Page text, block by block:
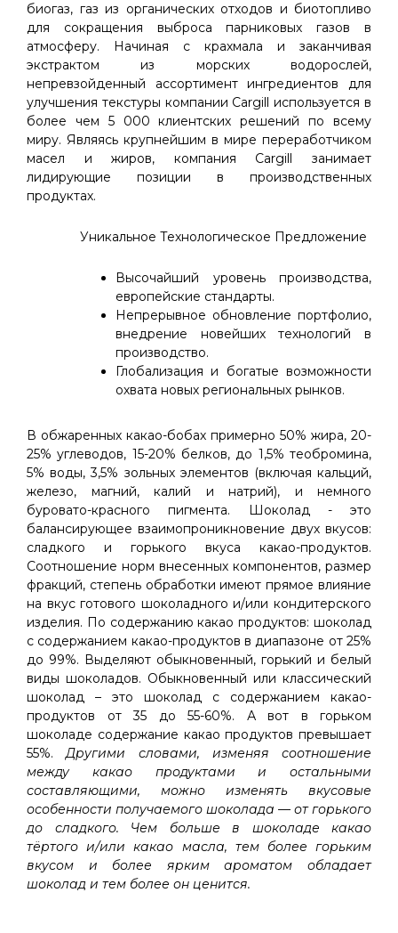
биогаз, газ из органических отходов и биотопливо
для сокращения выброса парниковых газов в
атмосферу. Начиная с крахмала и заканчивая
экстрактом из морских водорослей,
непревзойденный ассортимент ингредиентов для
улучшения текстуры компании Cargill используется в
более чем 5 000 клиентских решений по всему
миру. Являясь крупнейшим в мире переработчиком
масел и жиров, компания Cargill занимает
лидирующие позиции в производственных
продуктах.
Уникальное Технологическое Предложение
Высочайший уровень производства,
европейские стандарты.
Непрерывное обновление портфолио,
внедрение новейших технологий в
производство.
Глобализация и богатые возможности
охвата новых региональных рынков.
В обжаренных какао-бобах примерно 50% жира, 20-
25% углеводов, 15-20% белков, до 1,5% теобромина,
5% воды, 3,5% зольных элементов (включая кальций,
железо, магний, калий и натрий), и немного
буровато-красного пигмента. Шоколад - это
балансирующее взаимопроникновение двух вкусов:
сладкого и горького вкуса какао-продуктов.
Соотношение норм внесенных компонентов, размер
фракций, степень обработки имеют прямое влияние
на вкус готового шоколадного и/или кондитерского
изделия. По содержанию какао продуктов: шоколад
с содержанием какао-продуктов в диапазоне от 25%
до 99%. Выделяют обыкновенный, горький и белый
виды шоколадов. Обыкновенный или классический
шоколад – это шоколад с содержанием какао-
продуктов от 35 до 55-60%. А вот в горьком
шоколаде содержание какао продуктов превышает
55%.Другими словами, изменяя соотношение
между какао продуктами и остальными
составляющими, можно изменять вкусовые
особенности получаемого шоколада — от горького
до сладкого. Чем больше в шоколаде какао
тёртого и/или какао масла, тем более горьким
вкусом и более ярким ароматом обладает
шоколад и тем более он ценится.